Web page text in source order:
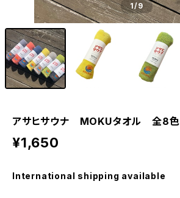
1/9
アサヒサウナ MOKUタオル 全8色
¥1,650
International shipping available